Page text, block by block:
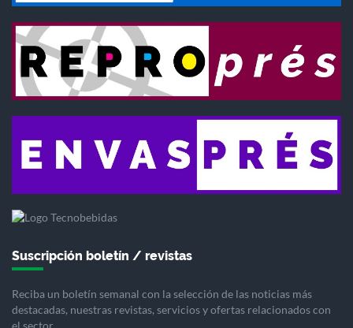
Suscripción boletín / revistas
Reciba un boletín semanal con la selección de las noticias más
destacadas, nuestras revistas, servicios y ofertas relacionados con